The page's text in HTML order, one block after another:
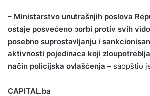
– Ministarstvo unutrašnjih poslova
ostaje posvećeno borbi protiv svih
posebno suprostavljanju i
aktivnosti pojedinaca koji
način policijska ovlašćenja – saopštio
CAPITAL.ba